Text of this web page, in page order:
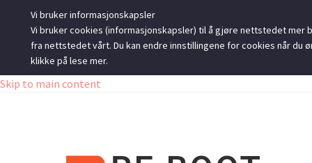
Skip to main content
Vi bruker informasjonskapsler
Vi bruker cookies (informasjonskapsler) til å gjøre nettstedet
fra nettstedet vårt. Du kan endre innstillingene for cookies når
klikke på lese mer.